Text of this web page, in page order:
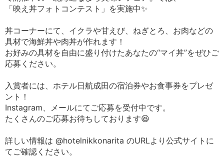
「映え丼フォトコンテスト」を実施中✨
丼コーナーにて、イクラや甘えび、ねぎとろ、お肉などの
具材で海鮮丼や肉丼が作れます！
お好みの具材を自由に盛り付けたあなたの“マイ丼”をぜひご
応募ください。
入賞者には、ホテル日航成田の宿泊券やお食事券をプレゼ
ント！
Instagram、メールにてご応募を受付中です。
たくさんのご応募お待ちしております😆
詳しい情報は @hotelnikkonarita のURLより公式サイトに
てご確認ください。